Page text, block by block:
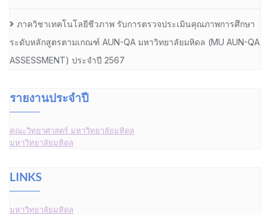
ภาควิชาเทคโนโลยีชีวภาพ รับการตรวจประเมินคุณภาพการศึกษา
ระดับหลักสูตรตามเกณฑ์ AUN-QA มหาวิทยาลัยมหิดล (MU AUN-QA
ASSESSMENT) ประจำปี 2567
รายงานประจำปี
คณะวิทยาศาสตร์ มหาวิทยาลัยมหิดล
มหาวิทยาลัยมหิดล
LINKS
มหาวิทยาลัยมหิดล